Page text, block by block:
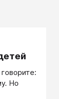
Но